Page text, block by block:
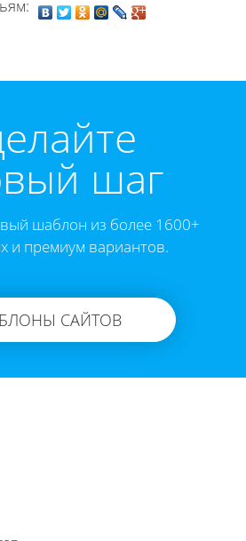
шаг
шаблон из более 1600+
и премиум вариантов.
САЙТОВ